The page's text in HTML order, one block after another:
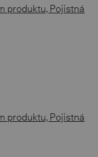
produktu, Pojistná
produktu, Pojistná